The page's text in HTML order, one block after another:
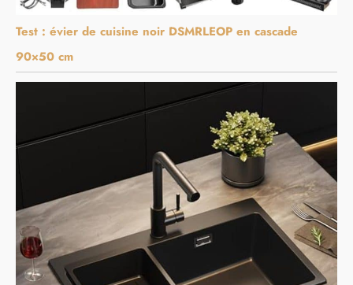
Test : évier de cuisine noir DSMRLEOP en cascade
90×50 cm